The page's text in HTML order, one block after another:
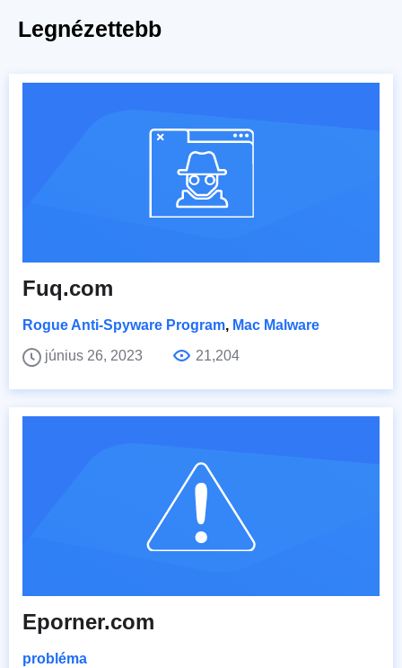
Legnézettebb
Fuq.com
Rogue Anti-Spyware Program, Mac Malware
június 26, 2023
21,204
Eporner.com
probléma